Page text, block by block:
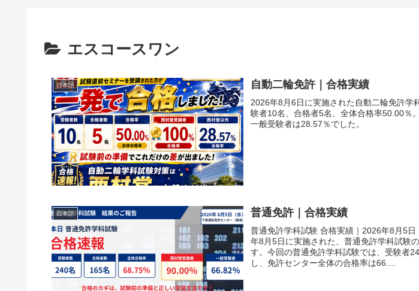
エスコースワン
日本語 自動二輪免許｜合格実績
2026年8月6日に実施された自動二輪免許学
験者10名、合格者5名、全体合格率50.00％
一般受験者は28.57％でした。
日本語 普通免許｜合格実績
普通免許学科試験 合格実績｜2026年8月5
年8月5日に実施された、普通免許学科試験
す。今回の普通免許学科試験では、受験者
し、免許センター全体の合格率は66....